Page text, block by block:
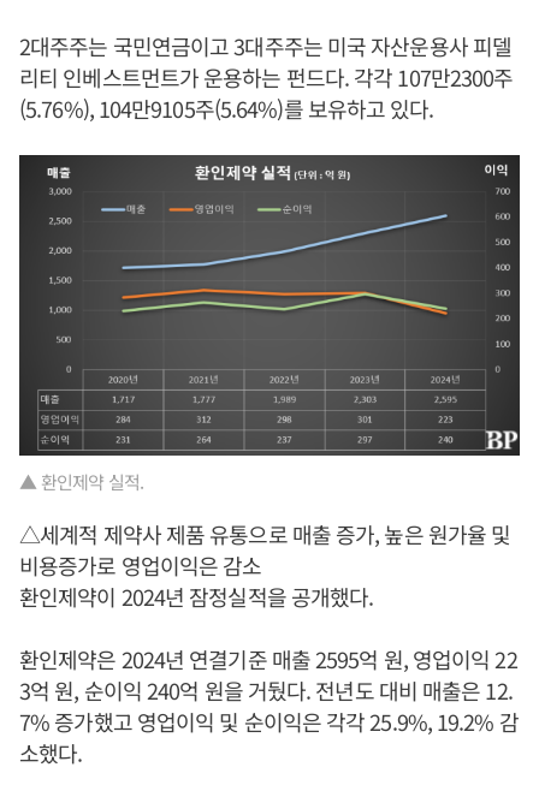
2대주주는 국민연금이고 3대주주는 미국 자산운용사 피델
리티 인베스트먼트가 운용하는 펀드다. 각각 107만2300주
(5.76%), 104만9105주(5.64%)를 보유하고 있다.
▲ 환인제약 실적.
△세계적 제약사 제품 유통으로 매출 증가, 높은 원가율 및
비용증가로 영업이익은 감소
환인제약이 2024년 잠정실적을 공개했다.
환인제약은 2024년 연결기준 매출 2595억 원, 영업이익 22
3억 원, 순이익 240억 원을 거뒀다. 전년도 대비 매출은 12.
7% 증가했고 영업이익 및 순이익은 각각 25.9%, 19.2% 감
소했다.